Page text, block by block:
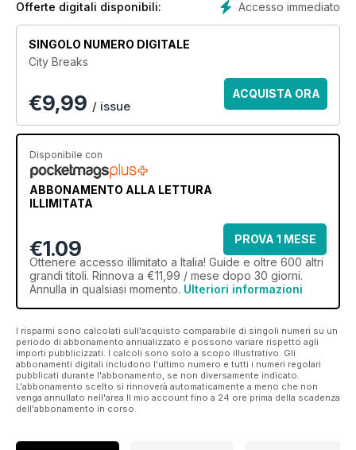
Accesso immediato
Offerte digitali disponibili:
SINGOLO NUMERO DIGITALE
City Breaks
€9,99 / issue
ACQUISTA ORA
Disponibile con
ABBONAMENTO ALLA LETTURA
ILLIMITATA
€1.09
PROVA 1 MESE
Ottenere accesso illimitato a Italia! Guide e oltre 600 altri
grandi titoli. Rinnova a €11,99 / mese dopo 30 giorni.
Annulla in qualsiasi momento. Ulteriori informazioni
I risparmi sono calcolati sull'acquisto comparabile di singoli numeri su un
periodo di abbonamento annualizzato e possono variare rispetto agli
importi pubblicizzati. I calcoli sono solo a scopo illustrativo. Gli
abbonamenti digitali includono l'ultimo numero e tutti i numeri regolari
pubblicati durante l'abbonamento, se non diversamente indicato.
L'abbonamento scelto si rinnoverà automaticamente a meno che non
venga annullato nell'area Il mio account fino a 24 ore prima della scadenza
dell'abbonamento in corso.